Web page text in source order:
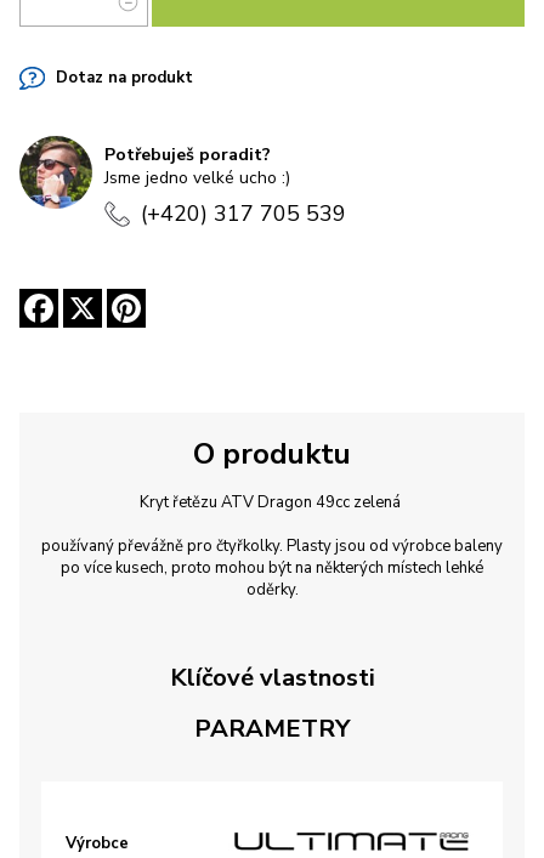
Dotaz na produkt
Potřebuješ poradit?
Jsme jedno velké ucho :)
(+420) 317 705 539
O produktu
Kryt řetězu ATV Dragon 49cc zelená
používaný převážně pro čtyřkolky. Plasty jsou od výrobce baleny
po více kusech, proto mohou být na některých místech lehké
oděrky.
Klíčové vlastnosti
PARAMETRY
Výrobce